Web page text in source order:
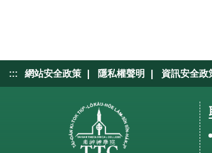
::: 網站安全政策 | 隱私權聲明 | 資訊安全政